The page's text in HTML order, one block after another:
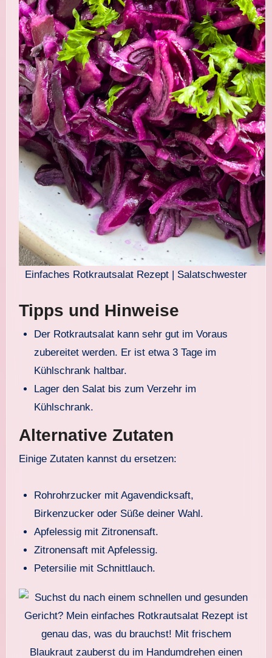
Einfaches Rotkrautsalat Rezept | Salatschwester
Tipps und Hinweise
Der Rotkrautsalat kann sehr gut im Voraus
zubereitet werden. Er ist etwa 3 Tage im
Kühlschrank haltbar.
Lager den Salat bis zum Verzehr im
Kühlschrank.
Alternative Zutaten
Einige Zutaten kannst du ersetzen:
Rohrohrzucker mit Agavendicksaft,
Birkenzucker oder Süße deiner Wahl.
Apfelessig mit Zitronensaft.
Zitronensaft mit Apfelessig.
Petersilie mit Schnittlauch.